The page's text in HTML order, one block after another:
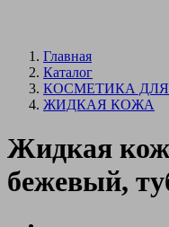
Главная
Каталог
КОСМЕТИКА
ЖИДКАЯ КОЖА
Жидкая
бежевый,